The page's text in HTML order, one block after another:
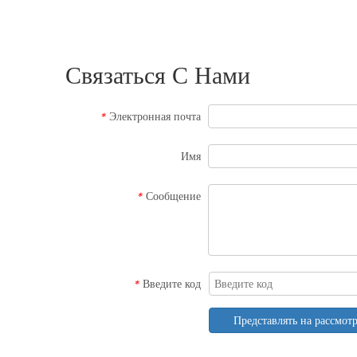
Связаться С Нами
* Электронная почта
Имя
* Сообщение
* Введите код
Представлять на